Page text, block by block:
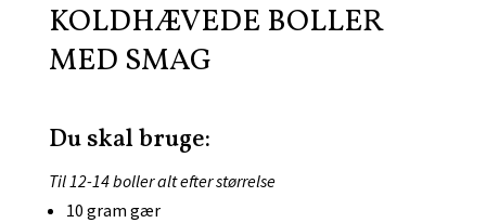
KOLDHÆVEDE BOLLER
MED SMAG
Du skal bruge:
Til 12-14 boller alt efter størrelse
10 gram gær